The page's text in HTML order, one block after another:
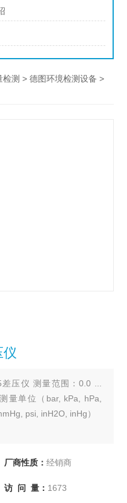
检测 >德图环境检测设备 >
压仪 测量范围：0.0 ...
量单位（bar, kPa, hPa,
psi, inH2O, inHg）
厂商性质： 经销商
访 问 量： 1673